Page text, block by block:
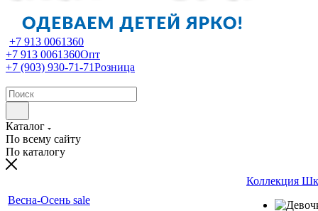
+7 913 0061360
+7 913 0061360Опт
+7 (903) 930-71-71Розница
Каталог
По всему сайту
По каталогу
Весна-Осень sale
Коллекция